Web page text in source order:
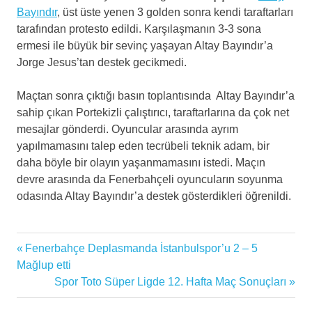
Bayındır, üst üste yenen 3 golden sonra kendi taraftarları
tarafından protesto edildi. Karşılaşmanın 3-3 sona
ermesi ile büyük bir sevinç yaşayan Altay Bayındır’a
Jorge Jesus’tan destek gecikmedi.
Maçtan sonra çıktığı basın toplantısında Altay Bayındır’a
sahip çıkan Portekizli çalıştırıcı, taraftarlarına da çok net
mesajlar gönderdi. Oyuncular arasında ayrım
yapılmamasını talep eden tecrübeli teknik adam, bir
daha böyle bir olayın yaşanmamasını istedi. Maçın
devre arasında da Fenerbahçeli oyuncuların soyunma
odasında Altay Bayındır’a destek gösterdikleri öğrenildi.
altay
Yazı
gezinmesi
Previous
Post:
Fenerbahçe Deplasmanda İstanbulspor’u 2 – 5
Mağlup etti
Next
Post:
Spor Toto Süper Ligde 12. Hafta Maç Sonuçları